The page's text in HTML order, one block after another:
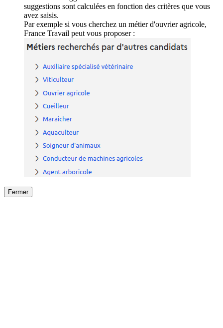
suggestions sont calculées en fonction des critères que vous
avez saisis.
Par exemple si vous cherchez un métier d'ouvrier agricole,
France Travail peut vous proposer :
Fermer